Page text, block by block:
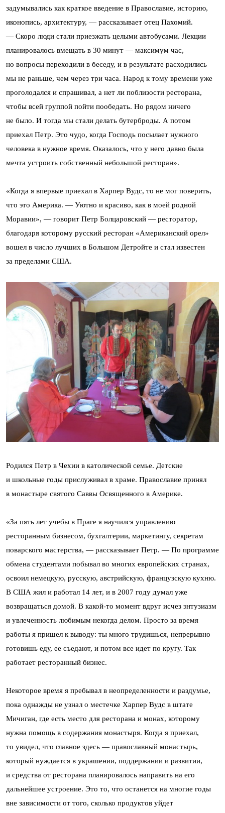
задумывались как краткое введение в Православие, историю,
иконопись, архитектуру, — рассказывает отец Пахомий.
— Скоро люди стали приезжать целыми автобусами. Лекции
планировалось вмещать в 30 минут — максимум час,
но вопросы переходили в беседу, и в результате расходились
мы не раньше, чем через три часа. Народ к тому времени уже
проголодался и спрашивал, а нет ли поблизости ресторана,
чтобы всей группой пойти пообедать. Но рядом ничего
не было. И тогда мы стали делать бутерброды. А потом
приехал Петр. Это чудо, когда Господь посылает нужного
человека в нужное время. Оказалось, что у него давно была
мечта устроить собственный небольшой ресторан».
«Когда я впервые приехал в Харпер Вудс, то не мог поверить,
что это Америка. — Уютно и красиво, как в моей родной
Моравии», — говорит Петр Болцаровский — ресторатор,
благодаря которому русский ресторан «Американский орел»
вошел в число лучших в Большом Детройте и стал известен
за пределами США.
Родился Петр в Чехии в католической семье. Детские
и школьные годы прислуживал в храме. Православие принял
в монастыре святого Саввы Освященного в Америке.
«За пять лет учебы в Праге я научился управлению
ресторанным бизнесом, бухгалтерии, маркетингу, секретам
поварского мастерства, — рассказывает Петр. — По программе
обмена студентами побывал во многих европейских странах,
освоил немецкую, русскую, австрийскую, французскую кухню.
В США жил и работал 14 лет, и в 2007 году думал уже
возвращаться домой. В какой-то момент вдруг исчез энтузиазм
и увлеченность любимым некогда делом. Просто за время
работы я пришел к выводу: ты много трудишься, непрерывно
готовишь еду, ее съедают, и потом все идет по кругу. Так
работает ресторанный бизнес.
Некоторое время я пребывал в неопределенности и раздумье,
пока однажды не узнал о местечке Харпер Вудс в штате
Мичиган, где есть место для ресторана и монах, которому
нужна помощь в содержания монастыря. Когда я приехал,
то увидел, что главное здесь — православный монастырь,
который нуждается в украшении, поддержании и развитии,
и средства от ресторана планировалось направить на его
дальнейшее устроение. Это то, что останется на многие годы
вне зависимости от того, сколько продуктов уйдет